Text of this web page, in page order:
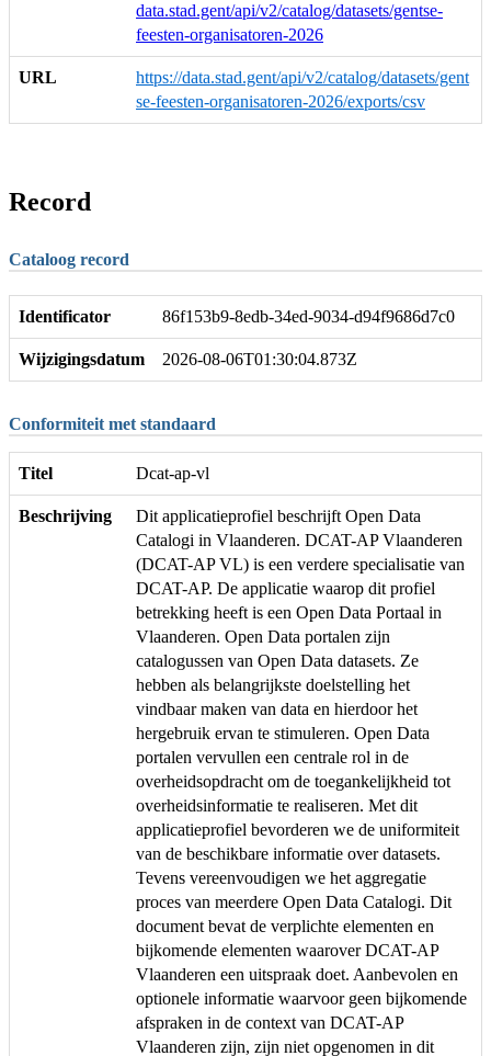
data.stad.gent/api/v2/catalog/datasets/gentse-
feesten-organisatoren-2026
URL
https://data.stad.gent/api/v2/catalog/datasets/gent
se-feesten-organisatoren-2026/exports/csv
Record
Cataloog record
Identificator 86f153b9-8edb-34ed-9034-d94f9686d7c0
Wijzigingsdatum 2026-08-06T01:30:04.873Z
Conformiteit met standaard
Titel Dcat-ap-vl
Beschrijving
Dit applicatieprofiel beschrijft Open Data
Catalogi in Vlaanderen. DCAT-AP Vlaanderen
(DCAT-AP VL) is een verdere specialisatie van
DCAT-AP. De applicatie waarop dit profiel
betrekking heeft is een Open Data Portaal in
Vlaanderen. Open Data portalen zijn
catalogussen van Open Data datasets. Ze
hebben als belangrijkste doelstelling het
vindbaar maken van data en hierdoor het
hergebruik ervan te stimuleren. Open Data
portalen vervullen een centrale rol in de
overheidsopdracht om de toegankelijkheid tot
overheidsinformatie te realiseren. Met dit
applicatieprofiel bevorderen we de uniformiteit
van de beschikbare informatie over datasets.
Tevens vereenvoudigen we het aggregatie
proces van meerdere Open Data Catalogi. Dit
document bevat de verplichte elementen en
bijkomende elementen waarover DCAT-AP
Vlaanderen een uitspraak doet. Aanbevolen en
optionele informatie waarvoor geen bijkomende
afspraken in de context van DCAT-AP
Vlaanderen zijn, zijn niet opgenomen in dit